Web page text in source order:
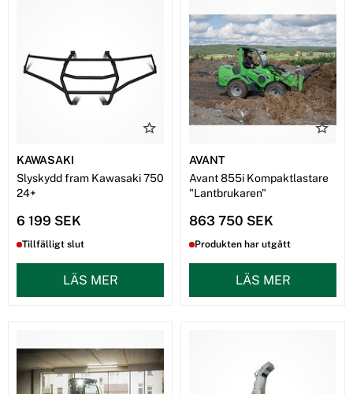
KAWASAKI
Slyskydd fram Kawasaki 750
24+
6 199 SEK
Tillfälligt slut
LÄS MER
AVANT
Avant 855i Kompaktlastare
"Lantbrukaren"
863 750 SEK
Produkten har utgått
LÄS MER